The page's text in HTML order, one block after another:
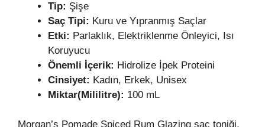
Tip: Şişe
Saç Tipi: Kuru ve Yıpranmış Saçlar
Etki: Parlaklık, Elektriklenme Önleyici, Isı
Koruyucu
Önemli İçerik: Hidrolize İpek Proteini
Cinsiyet: Kadın, Erkek, Unisex
Miktar(Mililitre): 100 mL
Morgan’s Pomade Spiced Rum Glazing saç toniği,